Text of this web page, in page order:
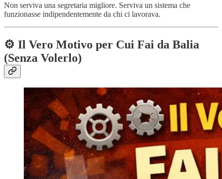
Non serviva una segretaria migliore. Serviva un sistema che
funzionasse indipendentemente da chi ci lavorava.
⚙️ Il Vero Motivo per Cui Fai da Balia
(Senza Volerlo)